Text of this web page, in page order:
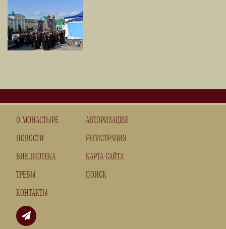
О МОНАСТЫРЕ
НОВОСТИ
БИБЛИОТЕКА
ТРЕБЫ
КОНТАКТЫ
АВТОРИЗАЦИЯ
РЕГИСТРАЦИЯ
КАРТА САЙТА
ПОИСК